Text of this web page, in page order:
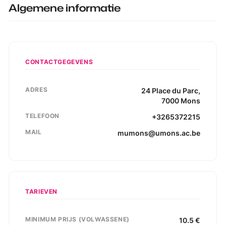
Algemene informatie
CONTACTGEGEVENS
ADRES 24 Place du Parc,
7000 Mons
TELEFOON +3265372215
MAIL mumons@umons.ac.be
TARIEVEN
MINIMUM PRIJS (VOLWASSENE) 10.5 €